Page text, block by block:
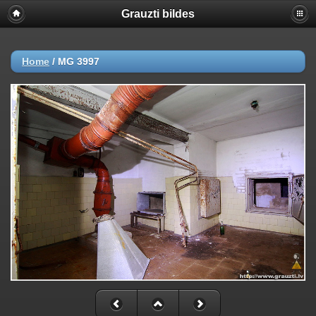
Grauzti bildes
Home / MG 3997